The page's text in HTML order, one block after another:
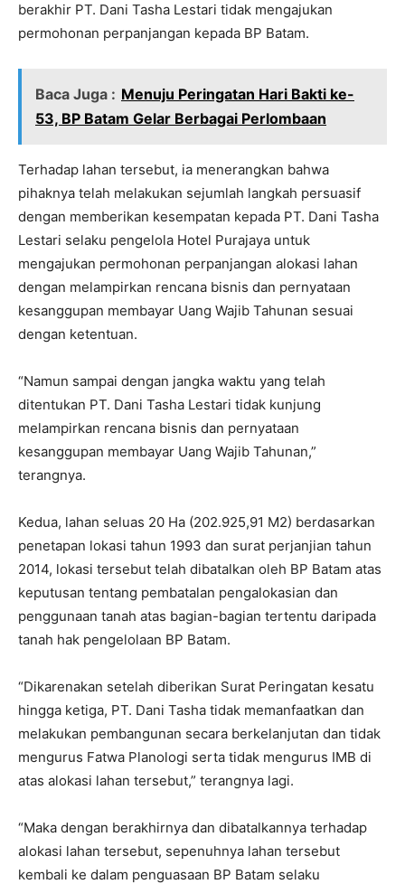
berakhir PT. Dani Tasha Lestari tidak mengajukan
permohonan perpanjangan kepada BP Batam.
Baca Juga : Menuju Peringatan Hari Bakti ke-
53, BP Batam Gelar Berbagai Perlombaan
Terhadap lahan tersebut, ia menerangkan bahwa
pihaknya telah melakukan sejumlah langkah persuasif
dengan memberikan kesempatan kepada PT. Dani Tasha
Lestari selaku pengelola Hotel Purajaya untuk
mengajukan permohonan perpanjangan alokasi lahan
dengan melampirkan rencana bisnis dan pernyataan
kesanggupan membayar Uang Wajib Tahunan sesuai
dengan ketentuan.
“Namun sampai dengan jangka waktu yang telah
ditentukan PT. Dani Tasha Lestari tidak kunjung
melampirkan rencana bisnis dan pernyataan
kesanggupan membayar Uang Wajib Tahunan,”
terangnya.
Kedua, lahan seluas 20 Ha (202.925,91 M2) berdasarkan
penetapan lokasi tahun 1993 dan surat perjanjian tahun
2014, lokasi tersebut telah dibatalkan oleh BP Batam atas
keputusan tentang pembatalan pengalokasian dan
penggunaan tanah atas bagian-bagian tertentu daripada
tanah hak pengelolaan BP Batam.
“Dikarenakan setelah diberikan Surat Peringatan kesatu
hingga ketiga, PT. Dani Tasha tidak memanfaatkan dan
melakukan pembangunan secara berkelanjutan dan tidak
mengurus Fatwa Planologi serta tidak mengurus IMB di
atas alokasi lahan tersebut,” terangnya lagi.
“Maka dengan berakhirnya dan dibatalkannya terhadap
alokasi lahan tersebut, sepenuhnya lahan tersebut
kembali ke dalam penguasaan BP Batam selaku